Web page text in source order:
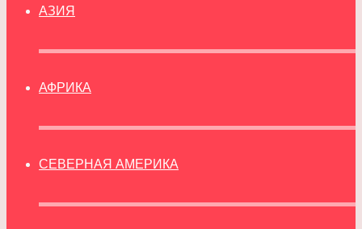
АЗИЯ
АФРИКА
СЕВЕРНАЯ АМЕРИКА